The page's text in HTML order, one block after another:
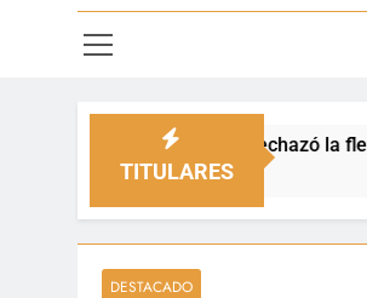
TITULARES
rechazó la flexibilización de tierras en
DESTACADO